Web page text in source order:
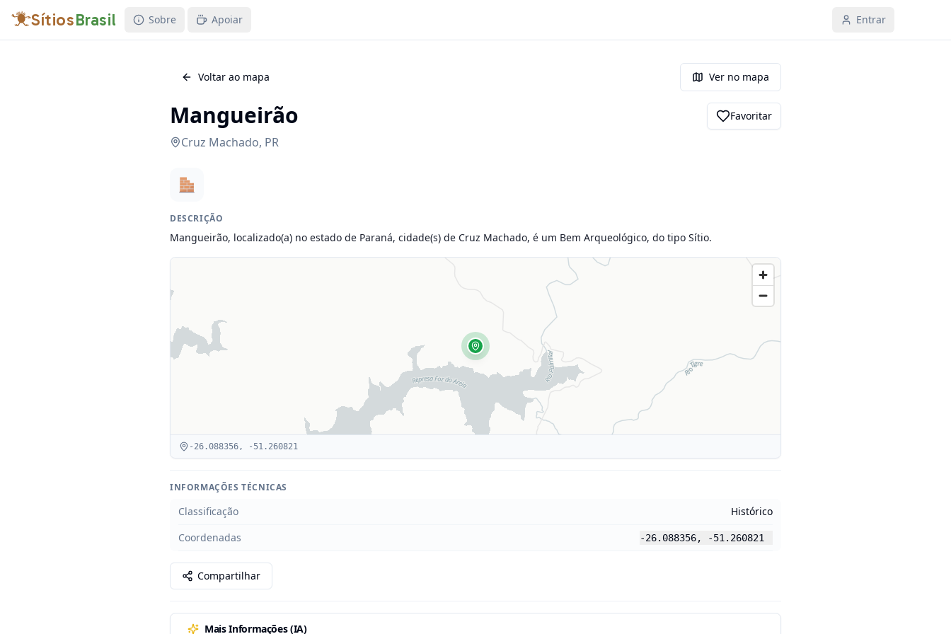
SítiosBrasil Sobre Apoiar Entrar
Voltar ao mapa Ver no mapa
Mangueirão
Cruz Machado, PR
Favoritar
DESCRIÇÃO
Mangueirão, localizado(a) no estado de Paraná, cidade(s) de Cruz Machado, é um Bem Arqueológico, do tipo Sítio.
-26.088356, -51.260821
INFORMAÇÕES TÉCNICAS
Classificação
Histórico
Coordenadas
-26.088356, -51.260821
Compartilhar
Mais Informações (IA)